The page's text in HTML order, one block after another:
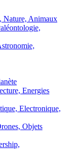
Nature, Animaux
Energies
Electronique,
Objets